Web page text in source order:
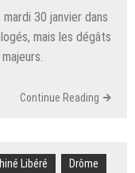
30 janvier dans
mais les dégâts
Continue Reading
Libéré
Drôme